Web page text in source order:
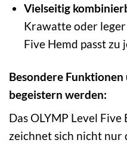
Vielseitig
Krawatte oder leger
Five Hemd passt zu
Besondere Funktionen
begeistern werden:
Das OLYMP Level
zeichnet sich nicht nur